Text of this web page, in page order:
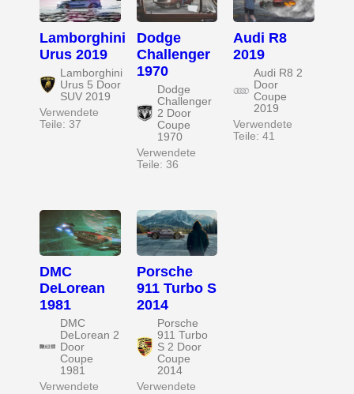
Lamborghini
Urus 2019
Lamborghini
Urus 5 Door
SUV 2019
Verwendete
Teile: 37
Dodge
Challenger
1970
Dodge
Challenger
2 Door
Coupe
1970
Verwendete
Teile: 36
Audi R8
2019
Audi R8 2
Door
Coupe
2019
Verwendete
Teile: 41
DMC
DeLorean
1981
DMC
DeLorean 2
Door
Coupe
1981
Verwendete
Porsche
911 Turbo S
2014
Porsche
911 Turbo
S 2 Door
Coupe
2014
Verwendete